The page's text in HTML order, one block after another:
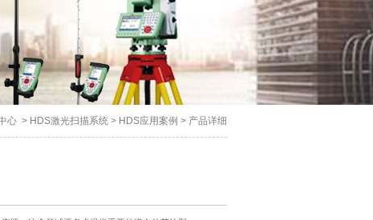
心 > HDS激光扫描系统 > HDS应用案例 > 产品详细